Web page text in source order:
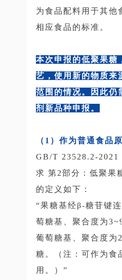
为食品配料用于其他
相应食品的标准。
本次申报的低聚果糖
艺，使用新的物质来
范围的情况。因此仍
剂新品种申报。
（1）作为普通食品
GB/T 23528.2-2021
求 第2部分：低聚果
的定义如下：
“果糖基经β-糖苷键
萄糖基、聚合度为
葡萄糖基、聚合度为
糖。（注：可作为食
用。）”